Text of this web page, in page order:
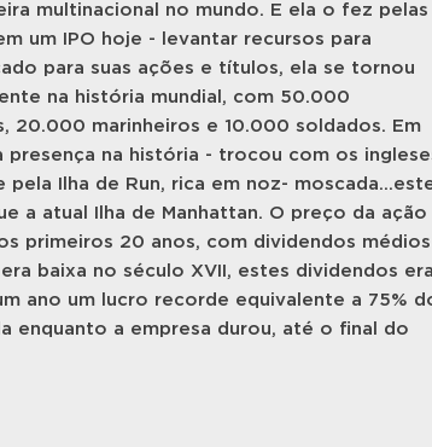
multinacional no mundo. E ela o fez pelas
um IPO hoje - levantar recursos para
para suas ações e títulos, ela se tornou
na história mundial, com 50.000
20.000 marinheiros e 10.000 soldados. Em
presença na história - trocou com os
Ilha de Run, rica em noz-
a atual Ilha de Manhattan. O preço da ação
primeiros 20 anos, com dividendos médios
baixa no século XVII, estes dividendos
ano um lucro recorde equivalente a 75%
enquanto a empresa durou, até o final do